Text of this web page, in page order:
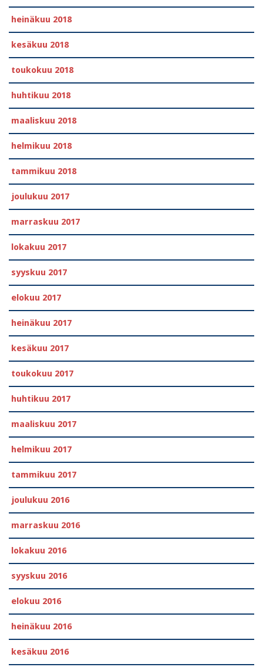
heinäkuu 2018
kesäkuu 2018
toukokuu 2018
huhtikuu 2018
maaliskuu 2018
helmikuu 2018
tammikuu 2018
joulukuu 2017
marraskuu 2017
lokakuu 2017
syyskuu 2017
elokuu 2017
heinäkuu 2017
kesäkuu 2017
toukokuu 2017
huhtikuu 2017
maaliskuu 2017
helmikuu 2017
tammikuu 2017
joulukuu 2016
marraskuu 2016
lokakuu 2016
syyskuu 2016
elokuu 2016
heinäkuu 2016
kesäkuu 2016